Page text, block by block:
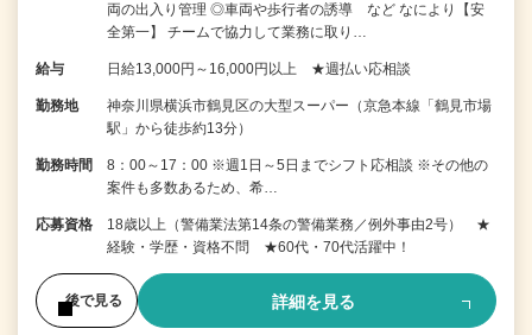
両の出入り管理 ◎車両や歩行者の誘導 など なにより【安
全第一】 チームで協力して業務に取り…
給与 日給13,000円～16,000円以上 ★週払い応相談
勤務地
神奈川県横浜市鶴見区の大型スーパー（京急本線「鶴見市場
駅」から徒歩約13分）
勤務時間
8：00～17：00 ※週1日～5日までシフト応相談 ※その他の
案件も多数あるため、希…
応募資格
18歳以上（警備業法第14条の警備業務／例外事由2号） ★
経験・学歴・資格不問 ★60代・70代活躍中！
後で見る 詳細を見る